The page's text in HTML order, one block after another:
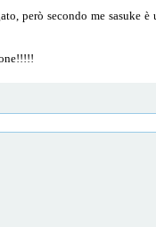
però secondo me sasuke